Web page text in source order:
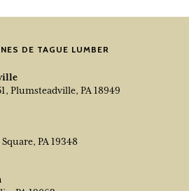
DE TAGUE LUMBER
Plumsteadville, PA 18949
PA 19348